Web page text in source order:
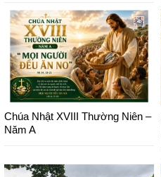
Chúa Nhật XVIII Thường Niên –
Năm A